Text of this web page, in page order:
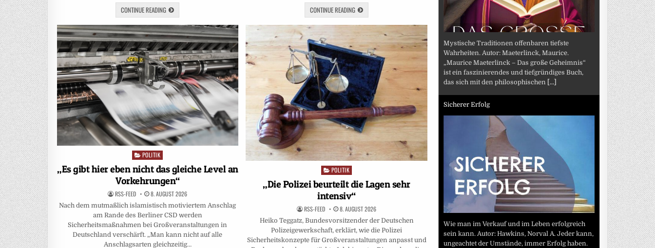
CONTINUE READING CONTINUE READING
Posted
POLITIK
„Es gibt hier eben nicht das gleiche Level an
Vorkehrungen“
RSS-FEED 8. AUGUST 2026
Nach dem mutmaßlich islamistisch motiviertem Anschlag
am Rande des Berliner CSD werden
Sicherheitsmaßnahmen bei Großveranstaltungen in
Deutschland verschärft. „Man kann nicht auf alle
Anschlagsarten gleichzeitig…
Posted
POLITIK
„Die Polizei beurteilt die Lagen sehr
intensiv“
RSS-FEED 8. AUGUST 2026
Heiko Teggatz, Bundesvorsitzender der Deutschen
Polizeigewerkschaft, erklärt, wie die Polizei
Sicherheitskonzepte für Großveranstaltungen anpasst und
Mystische Traditionen offenbaren tiefste
Wahrheiten. Autor: Maeterlinck, Maurice.
„Maurice Maeterlinck – Das große Geheimnis“
ist ein faszinierendes und tiefgründiges Buch,
das sich mit den philosophischen [...]
Sicherer Erfolg
Wie man im Verkauf und im Leben erfolgreich
sein kann. Autor: Hawkins, Norval A. Jeder kann,
ungeachtet der Umstände, immer Erfolg haben.